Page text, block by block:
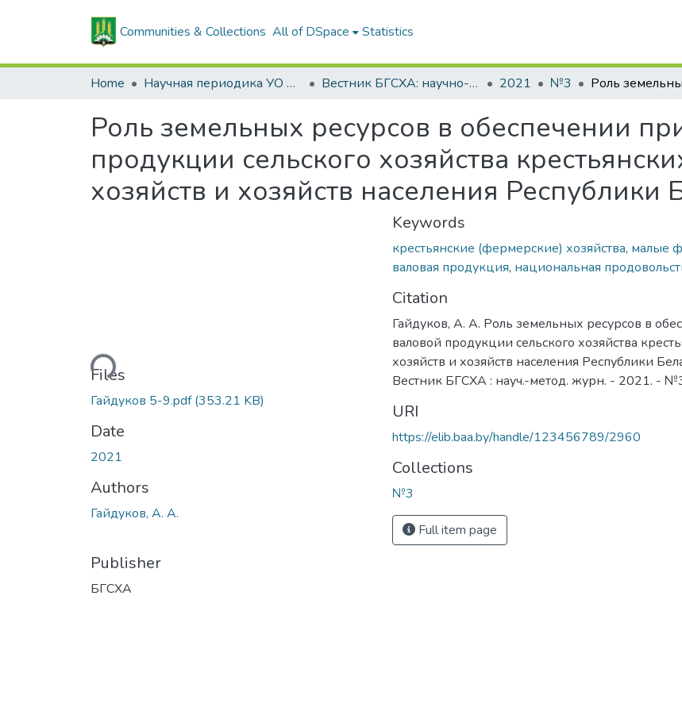
Communities & Collections All of DSpace Statistics
Home Научная периодика УО БГСХА Вестник БГСХА: научно-методический журнал Белорусской государственной сельскохозяйственной академии 2021 №3
Роль земельных ресурсов в обеспечении
продукции сельского хозяйства
хозяйств и хозяйств населения Республики
Loading...
Files
Гайдуков 5-9.pdf(353.21 KB)
Date
2021
Authors
Гайдуков, А. А.
Publisher
БГСХА
Keywords
крестьянские (фермерские) хозяйства, малые
валовая продукция, национальная
Citation
Гайдуков, А. А. Роль земельных ресурсов в
валовой продукции сельского хозяйства
хозяйств и хозяйств населения Республики
Вестник БГСХА : науч.-метод. журн. - 2021. -
URI
https://elib.baa.by/handle/123456789/2960
Collections
№3
Full item page